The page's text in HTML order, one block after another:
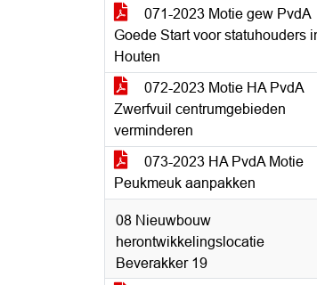
071-2023 Motie gew PvdA
Goede Start voor statuhouders
Houten
072-2023 Motie HA PvdA
Zwerfvuil centrumgebieden
verminderen
073-2023 HA PvdA Motie
Peukmeuk aanpakken
08 Nieuwbouw
herontwikkelingslocatie
Beverakker 19